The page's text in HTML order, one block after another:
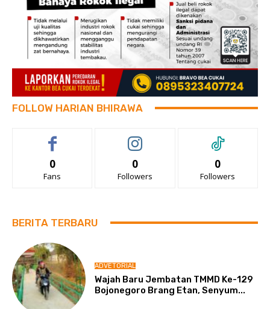
FOLLOW HARIAN BHIRAWA
0
Fans
0
Followers
0
Followers
BERITA TERBARU
ADVETORIAL
Wajah Baru Jembatan TMMD Ke-129
Bojonegoro Brang Etan, Senyum...